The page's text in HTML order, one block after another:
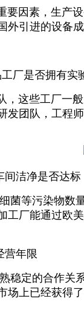
因素，生产
引进的设备
工厂是否拥有实
些工厂一般
发团队，工程
间洁净是否达标
菌等污染物数
厂能通过欧
营年限
定的合作关
上已经获得